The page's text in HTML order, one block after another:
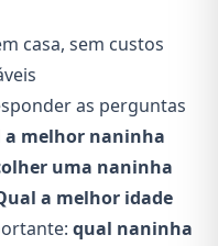
casa, sem custos
as perguntas
a melhor naninha
uma naninha
a melhor idade
qual naninha